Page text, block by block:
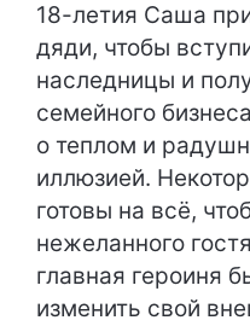
18-летия Саша
дяди, чтобы
наследницы и
семейного
о теплом и
иллюзией.
готовы на всё,
нежеланного
главная героиня
изменить свой